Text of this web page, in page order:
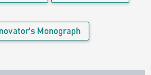
Monograph